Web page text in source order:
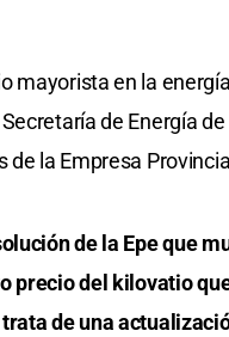
mayorista en la
de Energía
de la Empresa
de la Epe que
precio del kilovatio
de una